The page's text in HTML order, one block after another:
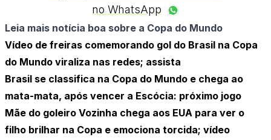
no WhatsApp
Leia mais notícia boa sobre a Copa do Mundo
Vídeo de freiras comemorando gol do Brasil na Copa
do Mundo viraliza nas redes; assista
Brasil se classifica na Copa do Mundo e chega ao
mata-mata, após vencer a Escócia: próximo jogo
Mãe do goleiro Vozinha chega aos EUA para ver o
filho brilhar na Copa e emociona torcida; vídeo